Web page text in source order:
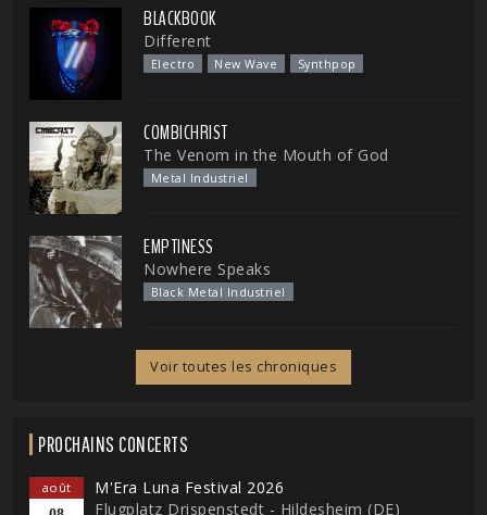
BLACKBOOK
Different
Electro New Wave Synthpop
COMBICHRIST
The Venom in the Mouth of God
Metal Industriel
EMPTINESS
Nowhere Speaks
Black Metal Industriel
Voir toutes les chroniques
PROCHAINS CONCERTS
août
M'Era Luna Festival 2026
Flugplatz Drispenstedt - Hildesheim (DE)